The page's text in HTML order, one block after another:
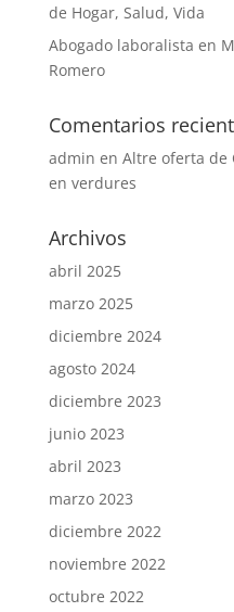
de Hogar, Salud, Vida
Abogado laboralista en
Romero
Comentarios
admin en Altre oferta de
en verdures
Archivos
abril 2025
marzo 2025
diciembre 2024
agosto 2024
diciembre 2023
junio 2023
abril 2023
marzo 2023
diciembre 2022
noviembre 2022
octubre 2022